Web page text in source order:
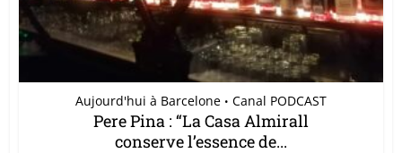
Aujourd'hui à Barcelone • Canal PODCAST
Pere Pina : “La Casa Almirall
conserve l’essence de...